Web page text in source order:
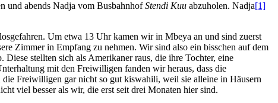
und abends Nadja vom BusbahnhofStendi Kuu abzuholen. Nadja[1]
Um etwa 13 Uhr kamen wir in Mbeya an und sind zuerst
Zimmer in Empfang zu nehmen. Wir sind also ein bisschen auf dem
Diese stellten sich als Amerikaner raus, die ihre Tochter, eine
mit den Freiwilligen fanden wir heraus, dass die
die Freiwilligen gar nicht so gut kiswahili, weil sie alleine in Häusern
viel besser als wir, die erst seit drei Monaten hier sind.